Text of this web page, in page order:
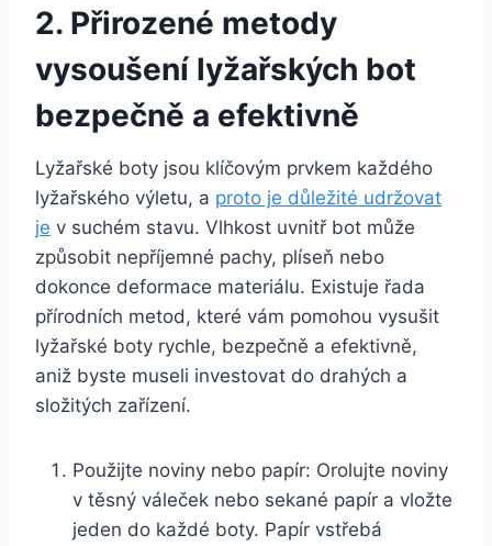
2. Přirozené metody
vysoušení lyžařských bot
bezpečně a ⁢efektivně
Lyžařské ​boty jsou ‍klíčovým prvkem každého
lyžařského výletu, ⁢a proto je důležité udržovat
je v suchém stavu. Vlhkost uvnitř bot ‌může ​
způsobit ‍nepříjemné pachy, ⁤plíseň nebo
dokonce‍ deformace materiálu. Existuje řada
přírodních metod, které vám pomohou vysušit
lyžařské boty rychle,‍ bezpečně a efektivně,
aniž ​byste museli investovat⁤ do drahých a
složitých zařízení.
Použijte⁣ noviny ⁤nebo‌ papír: Orolujte⁤ noviny
v těsný váleček nebo ⁢sekané papír‍ a⁢ vložte
jeden​ do každé‍ boty. Papír vstřebá